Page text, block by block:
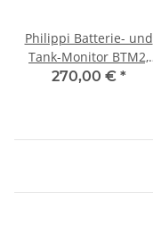
Philippi Batterie- und
Tank-Monitor BTM2,
071004050
270,00 € *